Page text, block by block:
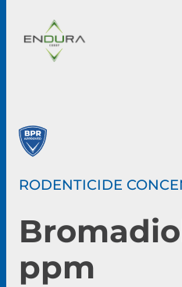
RODENTICIDE
ppm